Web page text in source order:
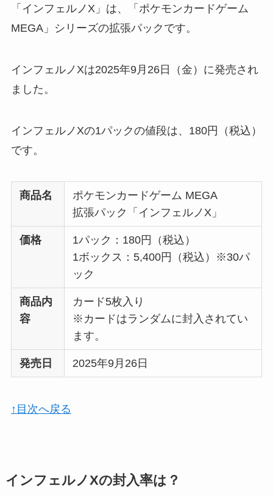
「インフェルノX」は、「ポケモンカードゲーム
MEGA」シリーズの拡張パックです。
インフェルノXは2025年9月26日（金）に発売され
ました。
インフェルノXの1パックの値段は、180円（税込）
です。
商品名
ポケモンカードゲーム MEGA
拡張パック「インフェルノX」
価格
1パック：180円（税込）
1ボックス：5,400円（税込）※30パ
ック
商品内
容
カード5枚入り
※カードはランダムに封入されてい
ます。
発売日 2025年9月26日
↑目次へ戻る
インフェルノXの封入率は？